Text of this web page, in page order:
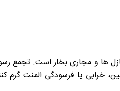
ها و مجاری بخار است. تجمع
یا فرسودگی المنت گرم